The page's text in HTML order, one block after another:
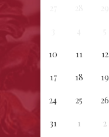
10 11 12
17 18 19
24 25 26
31 1 2